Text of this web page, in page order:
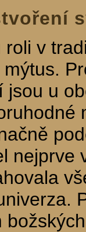
roli v
jsou u
nejprve